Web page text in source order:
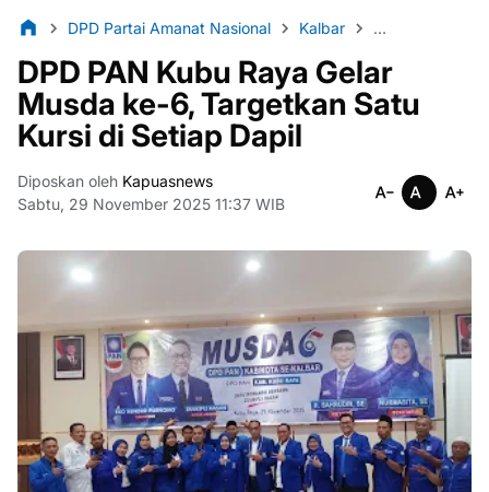
DPD Partai Amanat Nasional Kalbar Kuburaya
DPD PAN Kubu Raya Gelar
Musda ke-6, Targetkan Satu
Kursi di Setiap Dapil
Diposkan oleh Kapuasnews
Sabtu, 29 November 2025 11:37 WIB